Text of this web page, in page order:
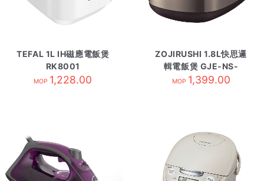
TEFAL 1L IH磁應電飯煲
RK8001
MOP 1,228.00
ZOJIRUSHI 1.8L快思邏
輯電飯煲 GJE-NS-
TSQ18-XJ
MOP 1,399.00